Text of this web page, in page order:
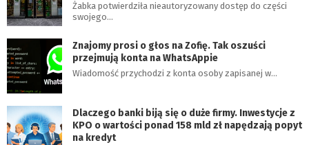
Żabka potwierdziła nieautoryzowany dostęp do części
swojego…
Znajomy prosi o głos na Zofię. Tak oszuści
przejmują konta na WhatsAppie
Wiadomość przychodzi z konta osoby zapisanej w…
Dlaczego banki biją się o duże firmy. Inwestycje z
KPO o wartości ponad 158 mld zł napędzają popyt
na kredyt